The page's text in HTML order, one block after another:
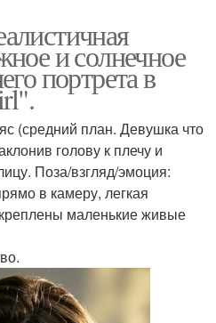
и солнечное
портрета в
(средний план. Девушка что
голову к плечу и
Поза/взгляд/эмоция:
в камеру, легкая
маленькие живые